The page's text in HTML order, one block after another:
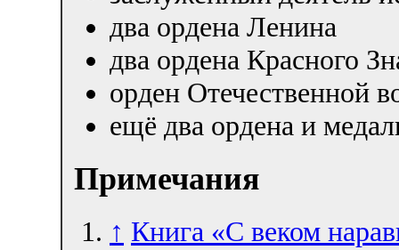
два ордена Ленина
два ордена Красного
орден Отечественной
ещё два ордена и
Примечания
↑ Книга «С веком